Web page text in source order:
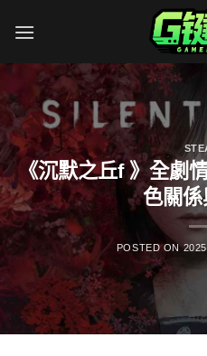
《沉默之丘f 》全劇
色關
POSTED ON